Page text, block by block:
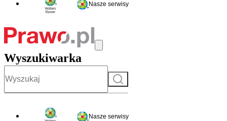
Nasze serwisy
Wyszukiwarka
Szukaj
Nasze serwisy